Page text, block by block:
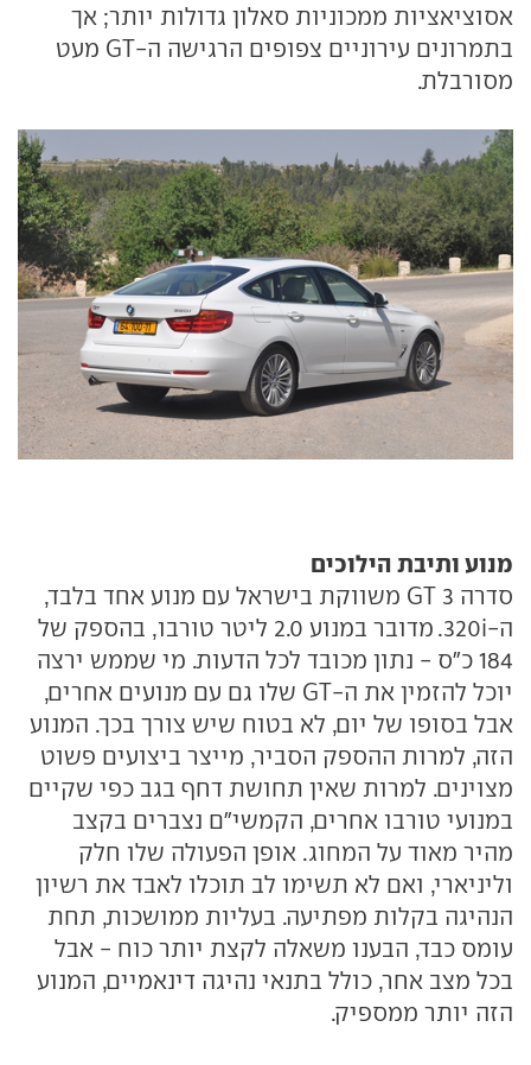
אסוציאציות ממכוניות סאלון גדולות יותר; אך
בתמרונים עירוניים צפופים הרגישה ה-GT מעט
מסורבלת.
מנוע ותיבת הילוכים
סדרה 3 GT משווקת בישראל עם מנוע אחד בלבד,
ה-320i. מדובר במנוע 2.0 ליטר טורבו, בהספק של
184 כ"ס - נתון מכובד לכל הדעות. מי שממש ירצה
יוכל להזמין את ה-GT שלו גם עם מנועים אחרים,
אבל בסופו של יום, לא בטוח שיש צורך בכך. המנוע
הזה, למרות ההספק הסביר, מייצר ביצועים פשוט
מצוינים. למרות שאין תחושת דחף בגב כפי שקיים
במנועי טורבו אחרים, הקמשי"ם נצברים בקצב
מהיר מאוד על המחוג. אופן הפעולה שלו חלק
וליניארי, ואם לא תשימו לב תוכלו לאבד את רשיון
הנהיגה בקלות מפתיעה. בעליות ממושכות, תחת
עומס כבד, הבענו משאלה לקצת יותר כוח - אבל
בכל מצב אחר, כולל בתנאי נהיגה דינאמיים, המנוע
הזה יותר ממספיק.